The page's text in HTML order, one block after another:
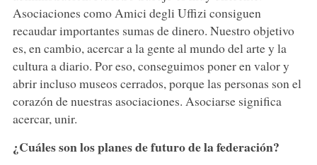
Asociaciones como Amici degli Uffizi consiguen
recaudar importantes sumas de dinero. Nuestro objetivo
es, en cambio, acercar a la gente al mundo del arte y la
cultura a diario. Por eso, conseguimos poner en valor y
abrir incluso museos cerrados, porque las personas son el
corazón de nuestras asociaciones. Asociarse significa
acercar, unir.
¿Cuáles son los planes de futuro de la federación?